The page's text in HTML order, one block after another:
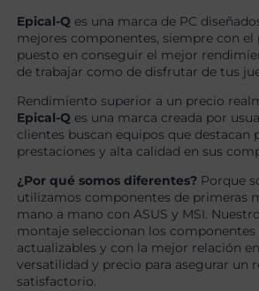
Epical-Q es una marca de PC
mejores componentes, siempre con el
puesto en conseguir el mejor
de trabajar como de disfrutar de tus
Rendimiento superior a un precio
Epical-Q es una marca creada por
clientes buscan equipos que destacan
prestaciones y alta calidad en sus
¿Por qué somos diferentes? Porque
utilizamos componentes de primeras
mano a mano con ASUS y MSI.
montaje seleccionan los componentes
actualizables y con la mejor relación
versatilidad y precio para asegurar un
satisfactorio.